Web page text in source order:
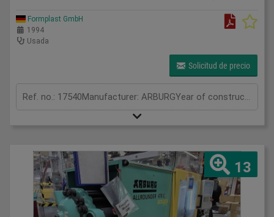
Formplast GmbH
1994
Usada
Solicitud de precio
Ref. no.: 17540Manufacturer: ARBURGYear of construction: 1994Clamping unitClamping force: 50 tonOpening stroke: 350 mmDistance between tie bars: 270 X 270 mmMould height min.: 200 mmPlaten size (h x v): 405 X405 mmInjection unitScrew diameter: 25 mmInjection volume: 67 cm³Shot weight: 61 gInjection pressure: 2500 barMeasurements and weightDimensions: 3,3 X 1,5 X 2,0 mMachine weight: 2400 kgFurther information:Laboratory Machine with Exceptionally Low Operating HoursThe offered ARBURG 270 C 500-100 was manufactured in 1994 and originates from the training and laboratory department of a university. The machine was not used in regular production and was mainly operated for educational and testing purposes.The control system shows only approximately 100 operating hours and just 867 machine cycles.The machine is equipped with a hydraulic drive system and the proven ARBURG Dialogica control unit. In addition, it features an integrated crane system to facilitate mould and component changes.The scope of supply also includes an unused spare screw with a diameter of 15 mm and a complete additional plasticizing unit, providing extra flexibility for different applications.Due to its exceptionally low usage, documented history, and valuable additional equipment, this machine represents a rare opportunity on the used machinery market.
13